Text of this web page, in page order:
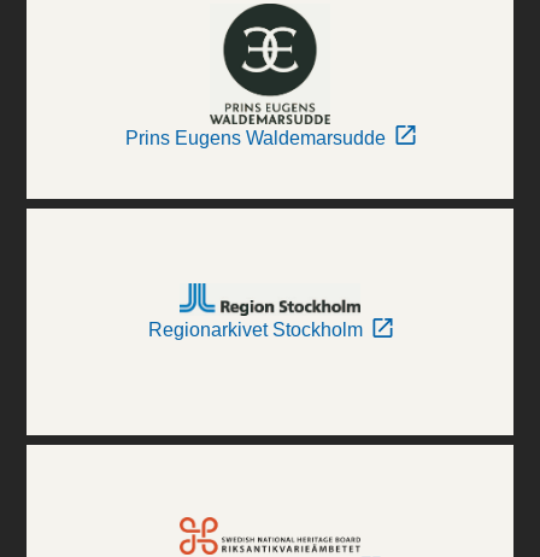
Prins Eugens Waldemarsudde
Regionarkivet Stockholm